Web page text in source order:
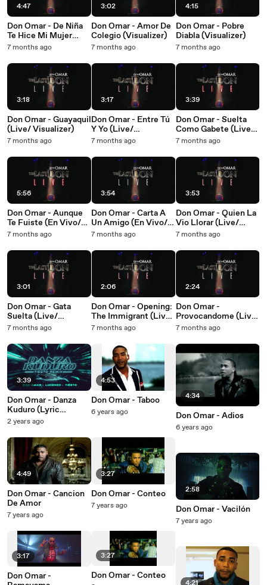
4:47
Don Omar - De Niña
Te Hice Mi Mujer
(Live/ Visualizer)
7 months ago
3:18
Don Omar - Guayaquil
(Live/ Visualizer)
7 months ago
5:56
Don Omar - Aunque
Te Fuiste (En Vivo/
Visualizer)
7 months ago
3:01
Don Omar - Gata
Suelta (Live/
Visualizer)
7 months ago
3:39
Don Omar - Danza
Kuduro (Lyric
Video/Tiësto Remix)
2 years ago
4:49
Don Omar - Cancion
De Amor
7 years ago
3:17
Don Omar -
3:02
Don Omar - Amor De
Colegio (Visualizer)
7 months ago
3:17
Don Omar - Entre Tú
Y Yo (Live/
Visualizer)
7 months ago
3:54
Don Omar - Carta A
Un Amigo (En Vivo/
Visualizer)
7 months ago
2:06
Don Omar - Opening:
The Immigrant (Live/
Visualizer)
7 months ago
4:53
Don Omar - Taboo
6 years ago
3:27
Don Omar - Conteo
7 years ago
3:27
Don Omar - Conteo
4:15
Don Omar - Pobre
Diabla (Visualizer)
7 months ago
3:39
Don Omar - Suelta
Como Gabete (Live/
Visualizer)
7 months ago
3:53
Don Omar - Quien La
Vio Llorar (Live/
Visualizer)
7 months ago
2:24
Don Omar -
Provocandome (Live/
Visualizer)
7 months ago
4:34
Don Omar - Adios
6 years ago
2:58
Don Omar - Vacilón
7 years ago